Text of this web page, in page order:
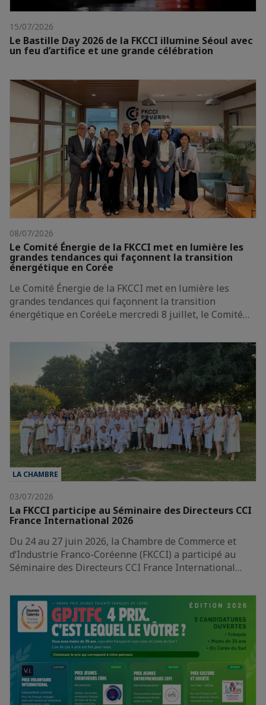
15/07/2026
Le Bastille Day 2026 de la FKCCI illumine Séoul avec
un feu d’artifice et une grande célébration
08/07/2026
Le Comité Énergie de la FKCCI met en lumière les
grandes tendances qui façonnent la transition
énergétique en Corée
Le Comité Énergie de la FKCCI met en lumière les
grandes tendances qui façonnent la transition
énergétique en CoréeLe mercredi 8 juillet, le Comité…
LA CHAMBRE
03/07/2026
La FKCCI participe au Séminaire des Directeurs CCI
France International 2026
Du 24 au 27 juin 2026, la Chambre de Commerce et
d’Industrie Franco-Coréenne (FKCCI) a participé au
Séminaire des Directeurs CCI France International…